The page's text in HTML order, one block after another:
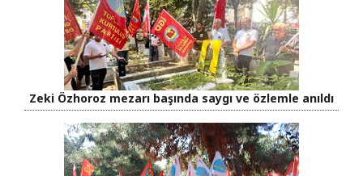
Zeki Özhoroz mezarı başında saygı ve özlemle anıldı